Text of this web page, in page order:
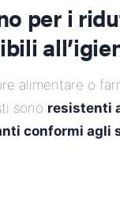
per i
alimentare o
sono resistenti
conformi agli